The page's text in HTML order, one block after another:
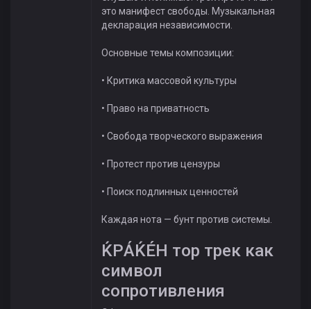
это манифест свободы. Музыкальная
декларация независимости.
Основные темы композиции:
• Критика массовой культуры
• Право на приватность
• Свобода творческого выражения
• Протест против цензуры
• Поиск подлинных ценностей
Каждая нота — бунт против системы.
ЌРÁЌÉH тор трек как
символ
сопротивления